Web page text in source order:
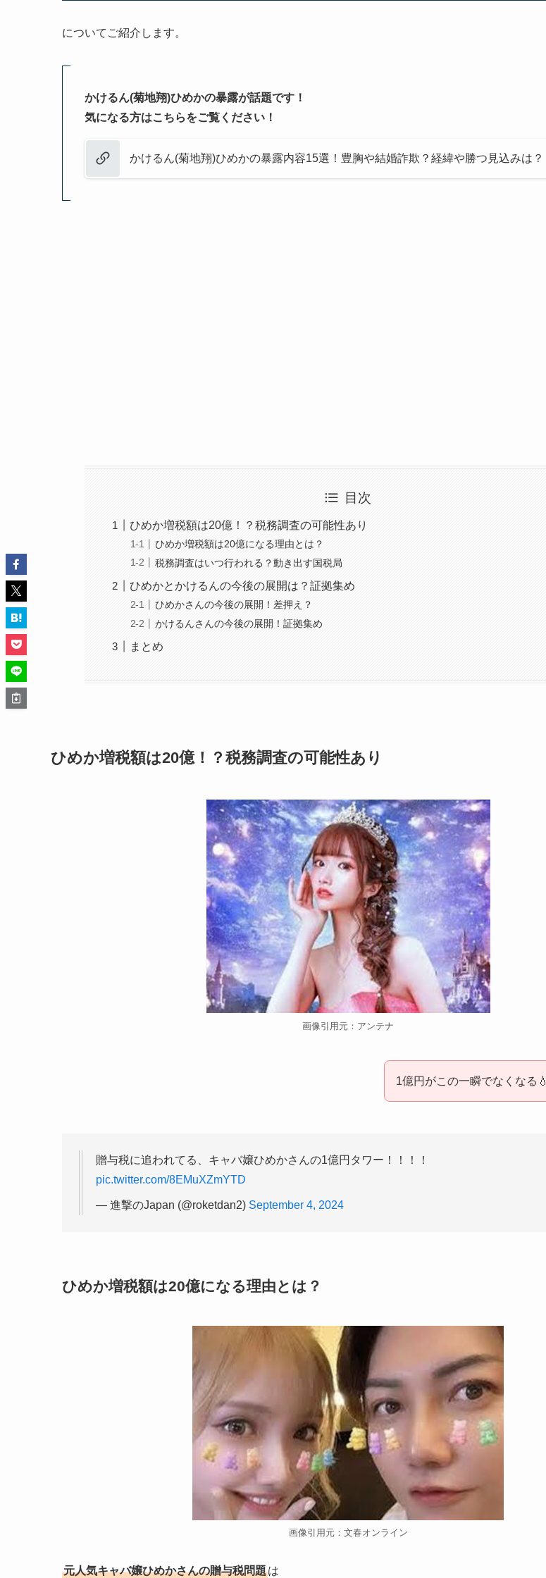
についてご紹介します。
かけるん(菊地翔)ひめかの暴露が話題です！
気になる方はこちらをご覧ください！
かけるん(菊地翔)ひめかの暴露内容15選！豊胸や結婚詐欺？経緯や勝つ見込みは？
目次
ひめか増税額は20億！？税務調査の可能性あり
ひめか増税額は20億になる理由とは？
税務調査はいつ行われる？動き出す国税局
ひめかとかけるんの今後の展開は？証拠集め
ひめかさんの今後の展開！差押え？
かけるんさんの今後の展開！証拠集め
まとめ
ひめか増税額は20億！？税務調査の可能性あり
画像引用元：アンテナ
1億円がこの一瞬でなくなる💧
贈与税に追われてる、キャバ嬢ひめかさんの1億円タワー！！！！
pic.twitter.com/8EMuXZmYTD
— 進撃のJapan (@roketdan2) September 4, 2024
ひめか増税額は20億になる理由とは？
画像引用元：文春オンライン
元人気キャバ嬢ひめかさんの贈与税問題は